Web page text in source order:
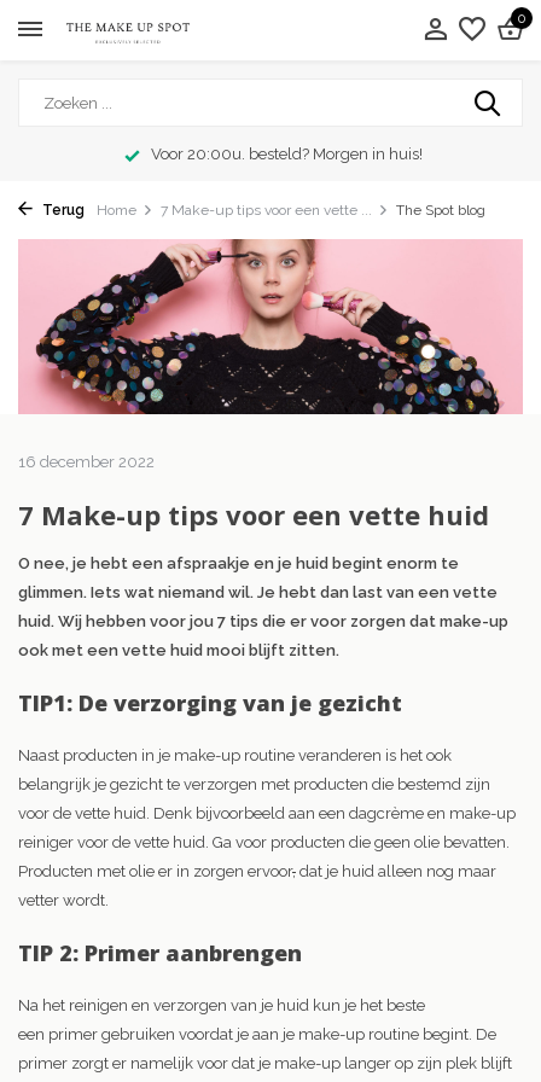
0
Voor 20:00u. besteld? Morgen in huis!
Terug Home 7 Make-up tips voor een vette ... The Spot blog
16 december 2022
7 Make-up tips voor een vette huid
O nee, je hebt een afspraakje en je huid begint enorm te
glimmen. Iets wat niemand wil. Je hebt dan last van een vette
huid. Wij hebben voor jou 7 tips die er voor zorgen dat make-up
ook met een vette huid mooi blijft zitten.
TIP1: De verzorging van je gezicht
Naast producten in je make-up routine veranderen is het ook
belangrijk je gezicht te verzorgen met producten die bestemd zijn
voor de vette huid. Denk bijvoorbeeld aan een dagcrème en make-up
reiniger voor de vette huid. Ga voor producten die geen olie bevatten.
Producten met olie er in zorgen ervoor, dat je huid alleen nog maar
vetter wordt.
TIP 2: Primer aanbrengen
Na het reinigen en verzorgen van je huid kun je het beste
een primer gebruiken voordat je aan je make-up routine begint. De
primer zorgt er namelijk voor dat je make-up langer op zijn plek blijft